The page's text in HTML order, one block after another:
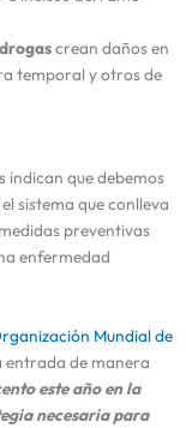
drogascrean daños en
temporal y otros de
indican que debemos
sistema que conlleva
preventivas
enfermedad
Mundial de
entrada de manera
este año en la
necesaria para